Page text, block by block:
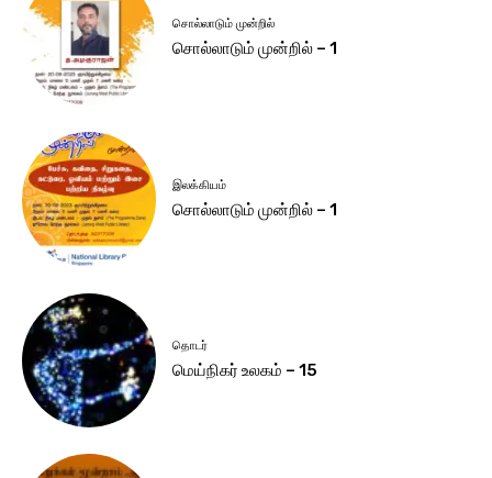
சொல்லாடும் முன்றில்
சொல்லாடும் முன்றில் – 1
இலக்கியம்
சொல்லாடும் முன்றில் – 1
தொடர்
மெய்நிகர் உலகம் – 15